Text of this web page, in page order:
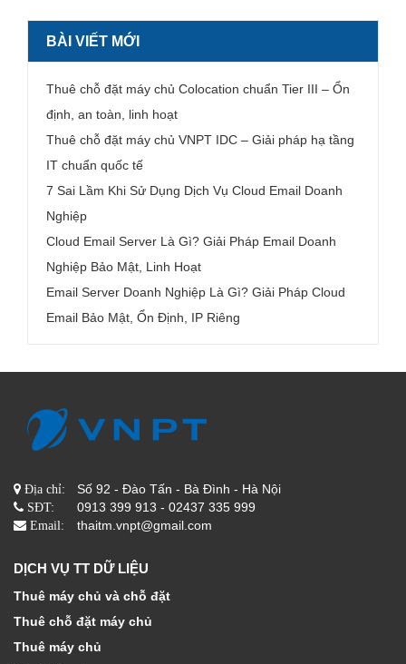
BÀI VIẾT MỚI
Thuê chỗ đặt máy chủ Colocation chuẩn Tier III – Ổn
định, an toàn, linh hoạt
Thuê chỗ đặt máy chủ VNPT IDC – Giải pháp hạ tầng
IT chuẩn quốc tế
7 Sai Lầm Khi Sử Dụng Dịch Vụ Cloud Email Doanh
Nghiệp
Cloud Email Server Là Gì? Giải Pháp Email Doanh
Nghiệp Bảo Mật, Linh Hoạt
Email Server Doanh Nghiệp Là Gì? Giải Pháp Cloud
Email Bảo Mật, Ổn Định, IP Riêng
Địa chỉ: Số 92 - Đào Tấn - Bà Đình - Hà Nội
SĐT: 0913 399 913 - 02437 335 999
Email: thaitm.vnpt@gmail.com
DỊCH VỤ TT DỮ LIỆU
Thuê máy chủ và chỗ đặt
Thuê chỗ đặt máy chủ
Thuê máy chủ